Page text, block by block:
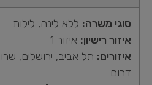
סוגי משרה: ללא לינה, לילות
איזור רישיון: איזור 1
איזורים: תל אביב, ירושלים,
דרום